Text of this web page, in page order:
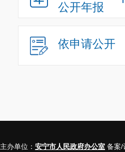
公开年报
依申请公开
主办单位： 安宁市人民政府办公室 备案/